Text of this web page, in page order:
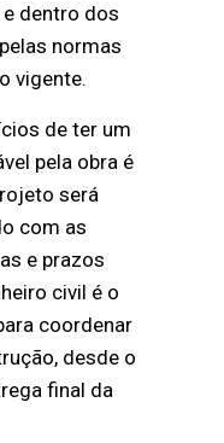
dentro dos
normas
vigente.
de ter um
pela obra é
será
com as
e prazos
civil é o
coordenar
desde o
final da